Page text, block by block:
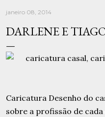
janeiro 08, 2014
DARLENE E
Caricatura Desenho do
sobre a profissão de cada